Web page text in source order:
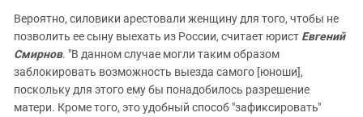
Вероятно, силовики арестовали женщину для того, чтобы не
позволить ее сыну выехать из России, считает юрист Евгений
Смирнов. "В данном случае могли таким образом
заблокировать возможность выезда самого [юноши],
поскольку для этого ему бы понадобилось разрешение
матери. Кроме того, это удобный способ "зафиксировать"